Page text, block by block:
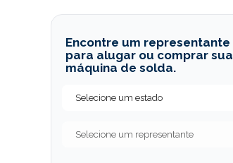
Encontre um representante
para alugar ou comprar sua
máquina de solda.